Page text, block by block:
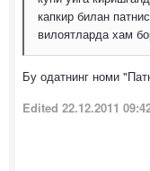
капкир билан
вилоятларда хам
Бу одатнинг номи
Edited 22.12.2011